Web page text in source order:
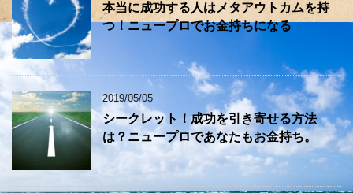
本当に成功する人はメタアウトカムを持
つ！ニュープロでお金持ちになる
2019/05/05
シークレット！成功を引き寄せる方法
は？ニュープロであなたもお金持ち。